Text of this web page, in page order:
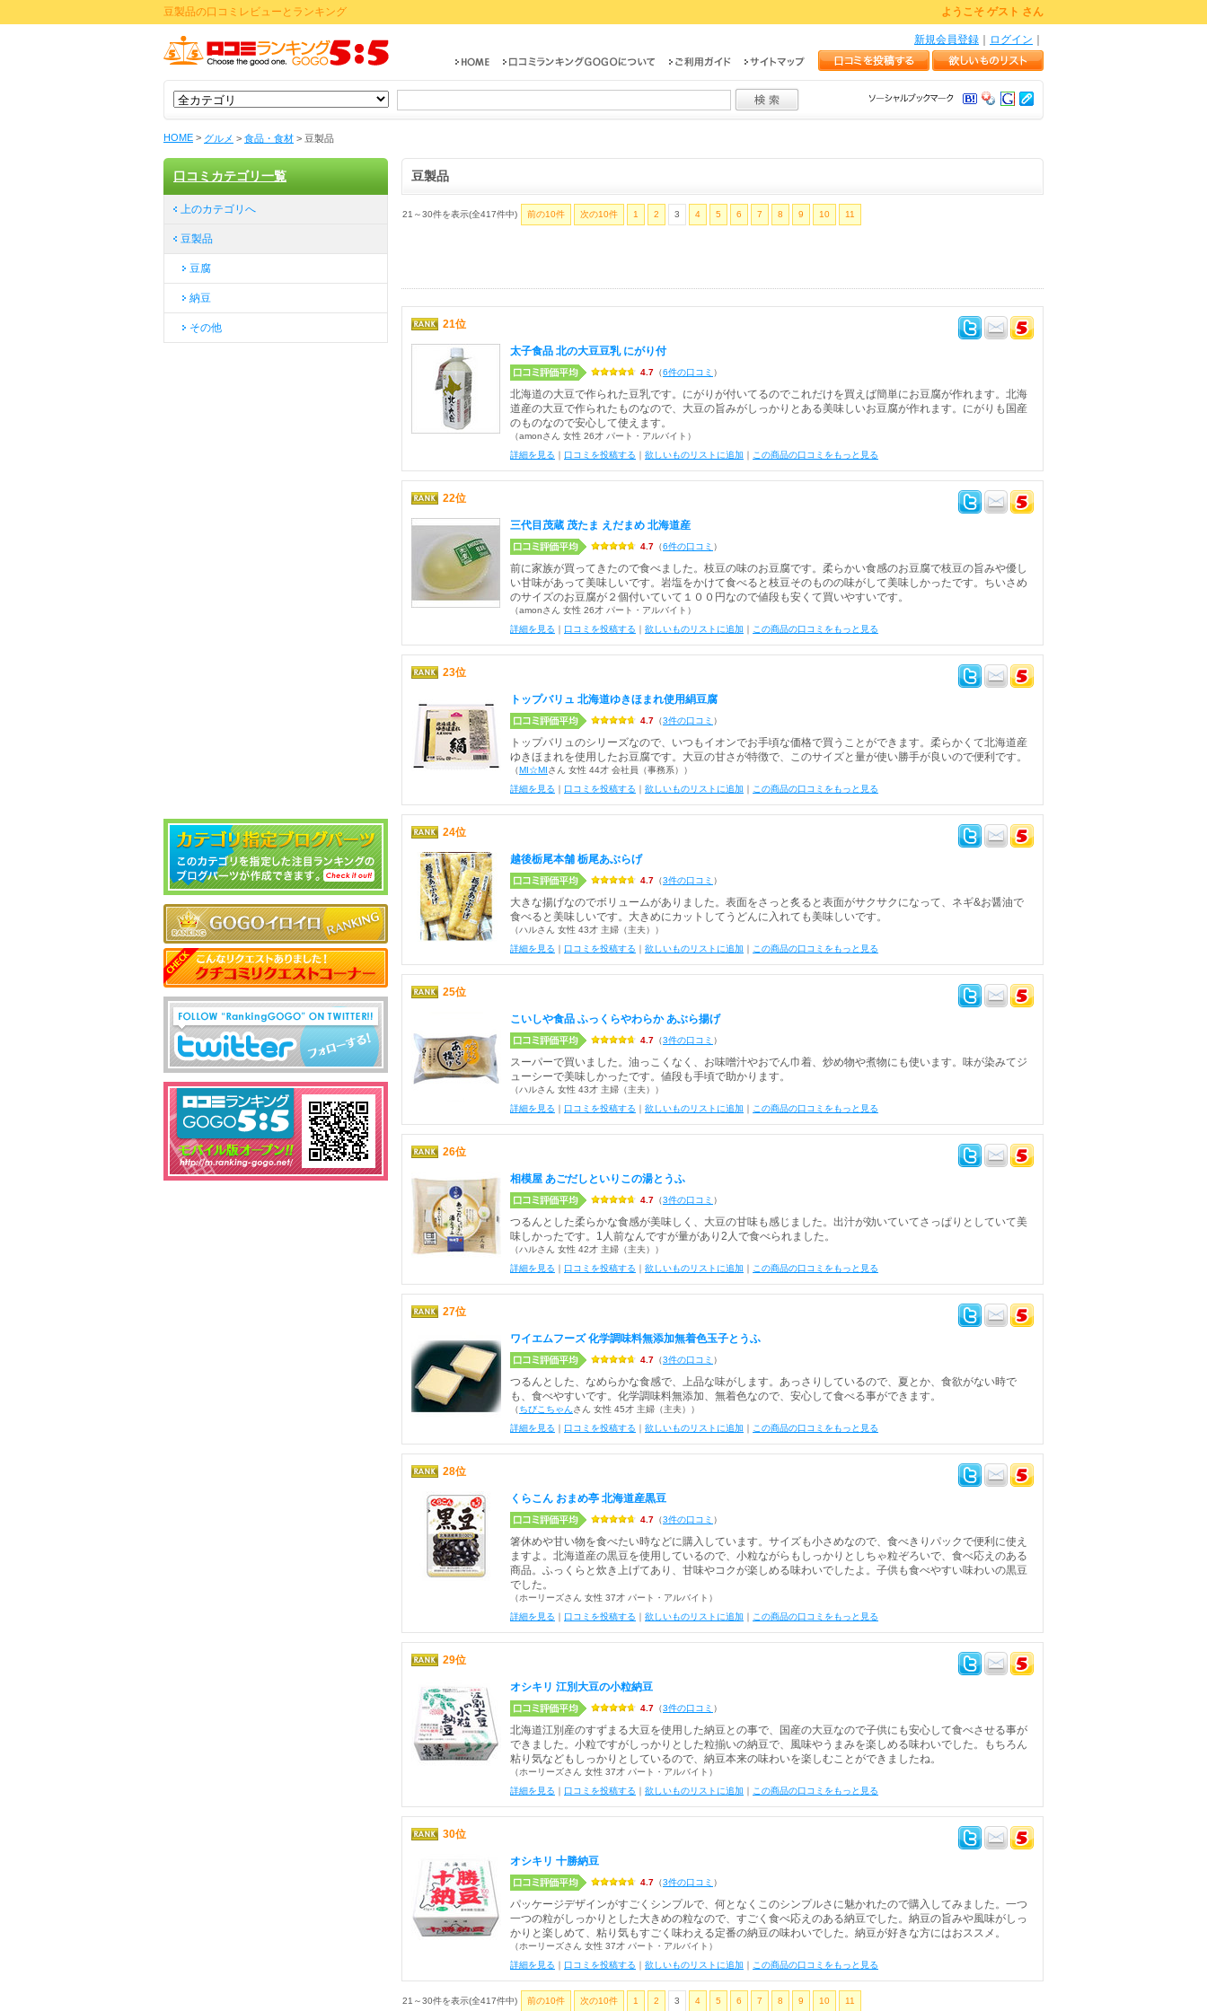
豆製品の口コミレビューとランキング ようこそ ゲスト さん
ログイン
新規会員登録
HOME > グルメ > 食品・食材 > 豆製品
豆製品
21～30件を表示(全417件中) 前の10件 次の10件 1 2 3 4 5 6 7 8 9 10 11
21位
太子食品 北の大豆豆乳 にがり付
4.7 （6件の口コミ ）
北海道の大豆で作られた豆乳です。にがりが付いてるのでこれだけを買えば簡単にお豆腐が作れます。北海
道産の大豆で作られたものなので、大豆の旨みがしっかりとある美味しいお豆腐が作れます。にがりも国産
のものなので安心して使えます。
（amonさん 女性 26才 パート・アルバイト）
詳細を見る ｜ 口コミを投稿する ｜ 欲しいものリストに追加 ｜ この商品の口コミをもっと見る
22位
三代目茂蔵 茂たま えだまめ 北海道産
4.7 （6件の口コミ ）
前に家族が買ってきたので食べました。枝豆の味のお豆腐です。柔らかい食感のお豆腐で枝豆の旨みや優し
い甘味があって美味しいです。岩塩をかけて食べると枝豆そのものの味がして美味しかったです。ちいさめ
のサイズのお豆腐が２個付いていて１００円なので値段も安くて買いやすいです。
（amonさん 女性 26才 パート・アルバイト）
詳細を見る ｜ 口コミを投稿する ｜ 欲しいものリストに追加 ｜ この商品の口コミをもっと見る
23位
トップバリュ 北海道ゆきほまれ使用絹豆腐
4.7 （3件の口コミ ）
トップバリュのシリーズなので、いつもイオンでお手頃な価格で買うことができます。柔らかくて北海道産
ゆきほまれを使用したお豆腐です。大豆の甘さが特徴で、このサイズと量が使い勝手が良いので便利です。
（MI☆MIさん 女性 44才 会社員（事務系））
詳細を見る ｜ 口コミを投稿する ｜ 欲しいものリストに追加 ｜ この商品の口コミをもっと見る
24位
越後栃尾本舗 栃尾あぶらげ
4.7 （3件の口コミ ）
大きな揚げなのでボリュームがありました。表面をさっと炙ると表面がサクサクになって、ネギ&お醤油で
食べると美味しいです。大きめにカットしてうどんに入れても美味しいです。
（ハルさん 女性 43才 主婦（主夫））
詳細を見る ｜ 口コミを投稿する ｜ 欲しいものリストに追加 ｜ この商品の口コミをもっと見る
25位
こいしや食品 ふっくらやわらか あぶら揚げ
4.7 （3件の口コミ ）
スーパーで買いました。油っこくなく、お味噌汁やおでん巾着、炒め物や煮物にも使います。味が染みてジ
ューシーで美味しかったです。値段も手頃で助かります。
（ハルさん 女性 43才 主婦（主夫））
詳細を見る ｜ 口コミを投稿する ｜ 欲しいものリストに追加 ｜ この商品の口コミをもっと見る
26位
相模屋 あごだしといりこの湯とうふ
4.7 （3件の口コミ ）
つるんとした柔らかな食感が美味しく、大豆の甘味も感じました。出汁が効いていてさっぱりとしていて美
味しかったです。1人前なんですが量があり2人で食べられました。
（ハルさん 女性 42才 主婦（主夫））
詳細を見る ｜ 口コミを投稿する ｜ 欲しいものリストに追加 ｜ この商品の口コミをもっと見る
27位
ワイエムフーズ 化学調味料無添加無着色玉子とうふ
4.7 （3件の口コミ ）
つるんとした、なめらかな食感で、上品な味がします。あっさりしているので、夏とか、食欲がない時で
も、食べやすいです。化学調味料無添加、無着色なので、安心して食べる事ができます。
（ちびこちゃんさん 女性 45才 主婦（主夫））
詳細を見る ｜ 口コミを投稿する ｜ 欲しいものリストに追加 ｜ この商品の口コミをもっと見る
28位
くらこん おまめ亭 北海道産黒豆
4.7 （3件の口コミ ）
箸休めや甘い物を食べたい時などに購入しています。サイズも小さめなので、食べきりパックで便利に使え
ますよ。北海道産の黒豆を使用しているので、小粒ながらもしっかりとしちゃ粒ぞろいで、食べ応えのある
商品。ふっくらと炊き上げてあり、甘味やコクが楽しめる味わいでしたよ。子供も食べやすい味わいの黒豆
でした。
（ホーリーズさん 女性 37才 パート・アルバイト）
詳細を見る ｜ 口コミを投稿する ｜ 欲しいものリストに追加 ｜ この商品の口コミをもっと見る
29位
オシキリ 江別大豆の小粒納豆
4.7 （3件の口コミ ）
北海道江別産のすずまる大豆を使用した納豆との事で、国産の大豆なので子供にも安心して食べさせる事が
できました。小粒ですがしっかりとした粒揃いの納豆で、風味やうまみを楽しめる味わいでした。もちろん
粘り気などもしっかりとしているので、納豆本来の味わいを楽しむことができましたね。
（ホーリーズさん 女性 37才 パート・アルバイト）
詳細を見る ｜ 口コミを投稿する ｜ 欲しいものリストに追加 ｜ この商品の口コミをもっと見る
30位
オシキリ 十勝納豆
4.7 （3件の口コミ ）
パッケージデザインがすごくシンプルで、何となくこのシンプルさに魅かれたので購入してみました。一つ
一つの粒がしっかりとした大きめの粒なので、すごく食べ応えのある納豆でした。納豆の旨みや風味がしっ
かりと楽しめて、粘り気もすごく味わえる定番の納豆の味わいでした。納豆が好きな方にはおススメ。
（ホーリーズさん 女性 37才 パート・アルバイト）
詳細を見る ｜ 口コミを投稿する ｜ 欲しいものリストに追加 ｜ この商品の口コミをもっと見る
21～30件を表示(全417件中) 前の10件 次の10件 1 2 3 4 5 6 7 8 9 10 11
口コミカテゴリ一覧
上のカテゴリへ
豆製品
豆腐
納豆
その他